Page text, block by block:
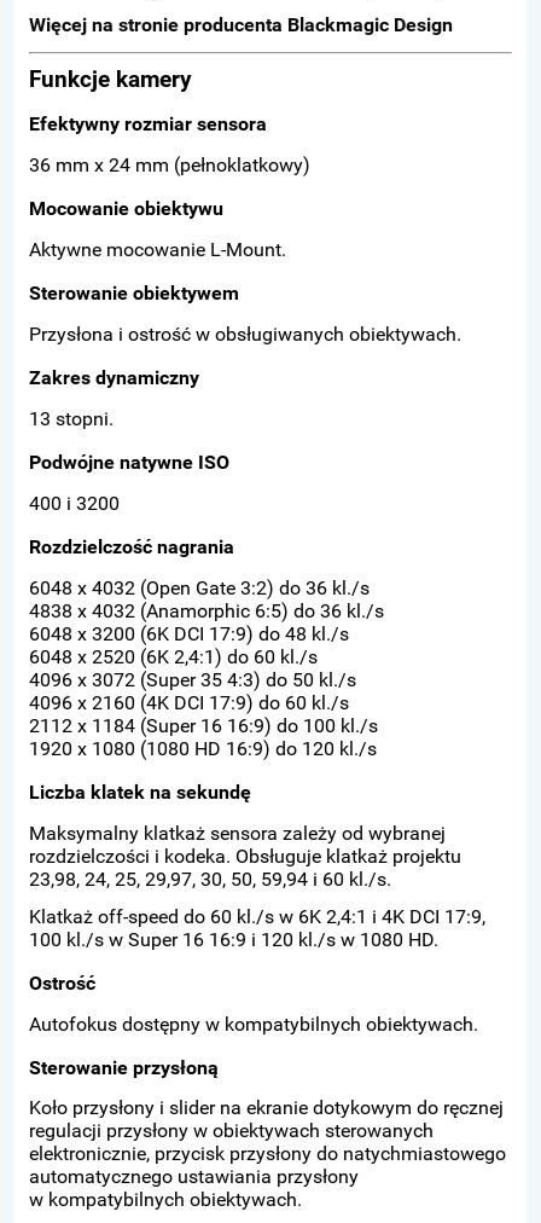
Więcej na stronie producenta Blackmagic Design
Funkcje kamery
Efektywny rozmiar sensora
36 mm x 24 mm (pełnoklatkowy)
Mocowanie obiektywu
Aktywne mocowanie L-Mount.
Sterowanie obiektywem
Przysłona i ostrość w obsługiwanych obiektywach.
Zakres dynamiczny
13 stopni.
Podwójne natywne ISO
400 i 3200
Rozdzielczość nagrania
6048 x 4032 (Open Gate 3:2) do 36 kl./s
4838 x 4032 (Anamorphic 6:5) do 36 kl./s
6048 x 3200 (6K DCI 17:9) do 48 kl./s
6048 x 2520 (6K 2,4:1) do 60 kl./s
4096 x 3072 (Super 35 4:3) do 50 kl./s
4096 x 2160 (4K DCI 17:9) do 60 kl./s
2112 x 1184 (Super 16 16:9) do 100 kl./s
1920 x 1080 (1080 HD 16:9) do 120 kl./s
Liczba klatek na sekundę
Maksymalny klatkaż sensora zależy od wybranej
rozdzielczości i kodeka. Obsługuje klatkaż projektu
23,98, 24, 25, 29,97, 30, 50, 59,94 i 60 kl./s.
Klatkaż off-speed do 60 kl./s w 6K 2,4:1 i 4K DCI 17:9,
100 kl./s w Super 16 16:9 i 120 kl./s w 1080 HD.
Ostrość
Autofokus dostępny w kompatybilnych obiektywach.
Sterowanie przysłoną
Koło przysłony i slider na ekranie dotykowym do ręcznej
regulacji przysłony w obiektywach sterowanych
elektronicznie, przycisk przysłony do natychmiastowego
automatycznego ustawiania przysłony
w kompatybilnych obiektywach.